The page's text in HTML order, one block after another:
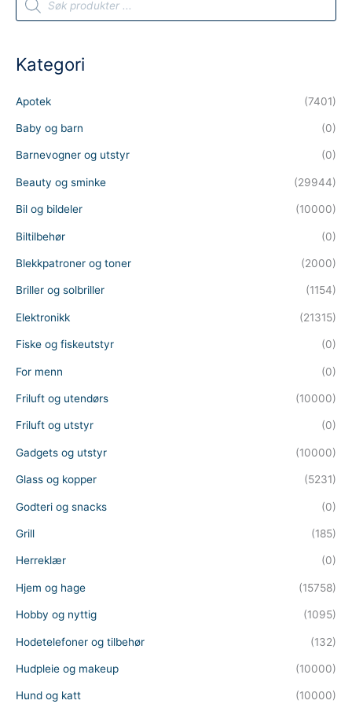
d
t
s
a
r
h
Kategori
Apotek (7401)
Baby og barn (0)
Barnevogner og utstyr (0)
Beauty og sminke (29944)
Bil og bildeler (10000)
Biltilbehør (0)
Blekkpatroner og toner (2000)
Briller og solbriller (1154)
Elektronikk (21315)
Fiske og fiskeutstyr (0)
For menn (0)
Friluft og utendørs (10000)
Friluft og utstyr (0)
Gadgets og utstyr (10000)
Glass og kopper (5231)
Godteri og snacks (0)
Grill (185)
Herreklær (0)
Hjem og hage (15758)
Hobby og nyttig (1095)
Hodetelefoner og tilbehør (132)
Hudpleie og makeup (10000)
Hund og katt (10000)